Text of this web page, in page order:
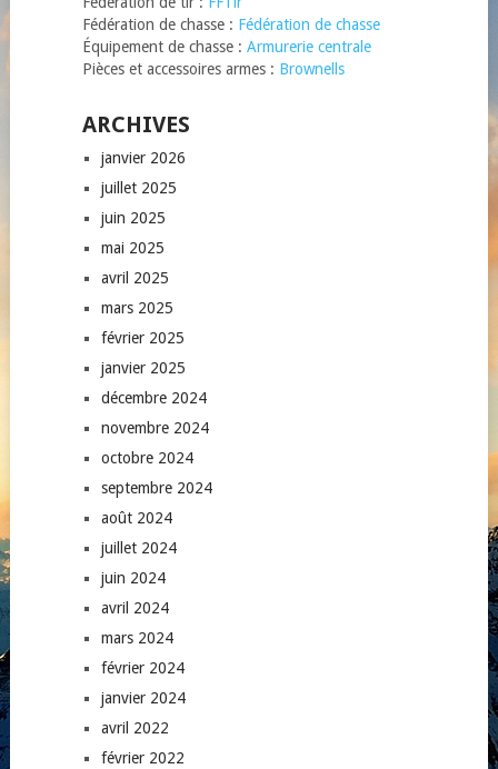
Fédération de chasse : Fédération de chasse
Équipement de chasse : Armurerie centrale
Pièces et accessoires armes : Brownells
ARCHIVES
janvier 2026
juillet 2025
juin 2025
mai 2025
avril 2025
mars 2025
février 2025
janvier 2025
décembre 2024
novembre 2024
octobre 2024
septembre 2024
août 2024
juillet 2024
juin 2024
avril 2024
mars 2024
février 2024
janvier 2024
avril 2022
février 2022